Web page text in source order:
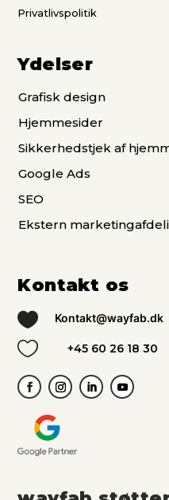
Privatlivspolitik
Ydelser
Grafisk design
Hjemmesider
Sikkerhedstjek af
Google Ads
SEO
Ekstern
Kontakt os
 Kontakt@wayfab.dk
 +45 60 26 18 30